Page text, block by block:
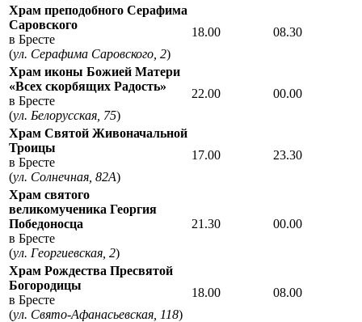
Храм преподобного Серафима
Саровского
в Бресте
(ул. Серафима Саровского, 2)
18.00 08.30
Храм иконы Божией Матери
«Всех скорбящих Радость»
в Бресте
(ул. Белорусская, 75)
22.00 00.00
Храм Святой Живоначальной
Троицы
в Бресте
(ул. Солнечная, 82А)
17.00 23.30
Храм святого
великомученика Георгия
Победоносца
в Бресте
(ул. Георгиевская, 2)
21.30 00.00
Храм Рождества Пресвятой
Богородицы
в Бресте
(ул. Свято-Афанасьевская, 118)
18.00 08.00